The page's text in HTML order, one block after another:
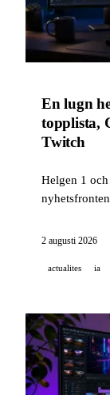
En lugn
topplista,
Twitch
Helgen 1
Twitch-
2 augusti 2026
actualites ia